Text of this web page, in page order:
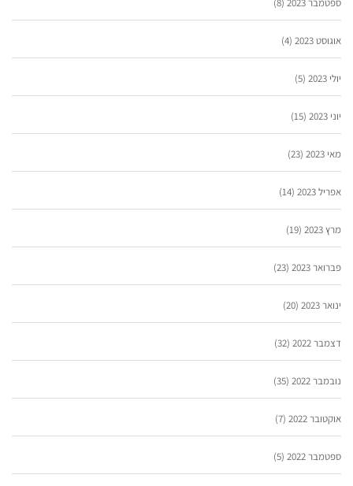
ספטמבר 2023 (8)
אוגוסט 2023 (4)
יולי 2023 (5)
יוני 2023 (15)
מאי 2023 (23)
אפריל 2023 (14)
מרץ 2023 (19)
פברואר 2023 (23)
ינואר 2023 (20)
דצמבר 2022 (32)
נובמבר 2022 (35)
אוקטובר 2022 (7)
ספטמבר 2022 (5)